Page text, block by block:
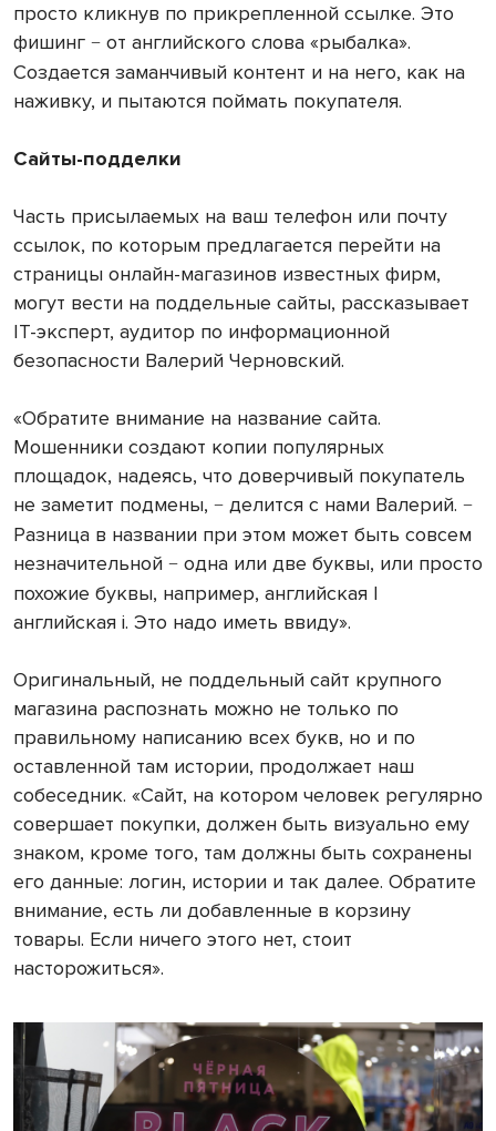
просто кликнув по прикрепленной ссылке. Это
фишинг − от английского слова «рыбалка».
Создается заманчивый контент и на него, как на
наживку, и пытаются поймать покупателя.
Сайты-подделки
Часть присылаемых на ваш телефон или почту
ссылок, по которым предлагается перейти на
страницы онлайн-магазинов известных фирм,
могут вести на поддельные сайты, рассказывает
IT-эксперт, аудитор по информационной
безопасности Валерий Черновский.
«Обратите внимание на название сайта.
Мошенники создают копии популярных
площадок, надеясь, что доверчивый покупатель
не заметит подмены, − делится с нами Валерий. −
Разница в названии при этом может быть совсем
незначительной − одна или две буквы, или просто
похожие буквы, например, английская l
английская i. Это надо иметь ввиду».
Оригинальный, не поддельный сайт крупного
магазина распознать можно не только по
правильному написанию всех букв, но и по
оставленной там истории, продолжает наш
собеседник. «Сайт, на котором человек регулярно
совершает покупки, должен быть визуально ему
знаком, кроме того, там должны быть сохранены
его данные: логин, истории и так далее. Обратите
внимание, есть ли добавленные в корзину
товары. Если ничего этого нет, стоит
насторожиться».